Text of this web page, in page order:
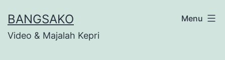
to
content
BANGSAKO
Video & Majalah Kepri
Menu